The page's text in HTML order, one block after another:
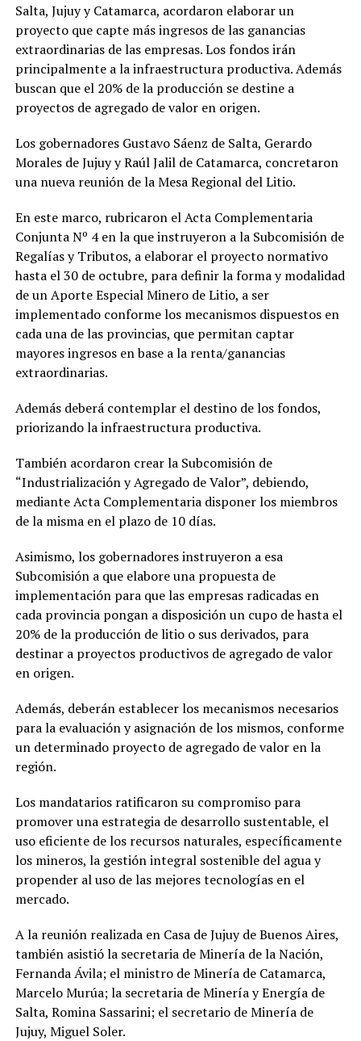
Salta, Jujuy y Catamarca, acordaron elaborar un
proyecto que capte más ingresos de las ganancias
extraordinarias de las empresas. Los fondos irán
principalmente a la infraestructura productiva. Además
buscan que el 20% de la producción se destine a
proyectos de agregado de valor en origen.
Los gobernadores Gustavo Sáenz de Salta, Gerardo
Morales de Jujuy y Raúl Jalil de Catamarca, concretaron
una nueva reunión de la Mesa Regional del Litio.
En este marco, rubricaron el Acta Complementaria
Conjunta Nº 4 en la que instruyeron a la Subcomisión de
Regalías y Tributos, a elaborar el proyecto normativo
hasta el 30 de octubre, para definir la forma y modalidad
de un Aporte Especial Minero de Litio, a ser
implementado conforme los mecanismos dispuestos en
cada una de las provincias, que permitan captar
mayores ingresos en base a la renta/ganancias
extraordinarias.
Además deberá contemplar el destino de los fondos,
priorizando la infraestructura productiva.
También acordaron crear la Subcomisión de
“Industrialización y Agregado de Valor”, debiendo,
mediante Acta Complementaria disponer los miembros
de la misma en el plazo de 10 días.
Asimismo, los gobernadores instruyeron a esa
Subcomisión a que elabore una propuesta de
implementación para que las empresas radicadas en
cada provincia pongan a disposición un cupo de hasta el
20% de la producción de litio o sus derivados, para
destinar a proyectos productivos de agregado de valor
en origen.
Además, deberán establecer los mecanismos necesarios
para la evaluación y asignación de los mismos, conforme
un determinado proyecto de agregado de valor en la
región.
Los mandatarios ratificaron su compromiso para
promover una estrategia de desarrollo sustentable, el
uso eficiente de los recursos naturales, específicamente
los mineros, la gestión integral sostenible del agua y
propender al uso de las mejores tecnologías en el
mercado.
A la reunión realizada en Casa de Jujuy de Buenos Aires,
también asistió la secretaria de Minería de la Nación,
Fernanda Ávila; el ministro de Minería de Catamarca,
Marcelo Murúa; la secretaria de Minería y Energía de
Salta, Romina Sassarini; el secretario de Minería de
Jujuy, Miguel Soler.